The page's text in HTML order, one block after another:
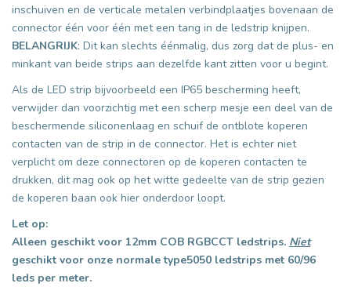
inschuiven en de verticale metalen verbindplaatjes bovenaan de
connector één voor één met een tang in de ledstrip knijpen.
BELANGRIJK: Dit kan slechts éénmalig, dus zorg dat de plus- en
minkant van beide strips aan dezelfde kant zitten voor u begint.
Als de LED strip bijvoorbeeld een IP65 bescherming heeft,
verwijder dan voorzichtig met een scherp mesje een deel van de
beschermende siliconenlaag en schuif de ontblote koperen
contacten van de strip in de connector. Het is echter niet
verplicht om deze connectoren op de koperen contacten te
drukken, dit mag ook op het witte gedeelte van de strip gezien
de koperen baan ook hier onderdoor loopt.
Let op:
Alleen geschikt voor 12mm COB RGBCCT ledstrips. Niet
geschikt voor onze normale type5050 ledstrips met 60/96
leds per meter.